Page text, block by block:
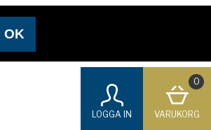
LOGGA IN
0
VARUKORG